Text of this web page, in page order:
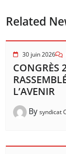
Related
30 juin 2026
CONGRÈS
L’AVENIR
By syndicat